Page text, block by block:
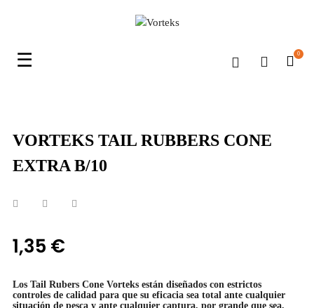
Navegación
☰ 0
VORTEKS TAIL RUBBERS CONE
EXTRA B/10
1,35 €
Los Tail Rubers Cone Vorteks están diseñados con estrictos
controles de calidad para que su eficacia sea total ante cualquier
situación de pesca y ante cualquier captura, por grande que sea.